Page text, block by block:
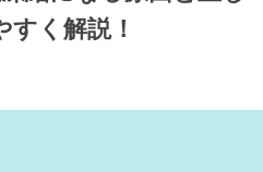
く解説！